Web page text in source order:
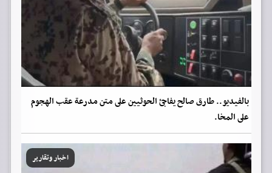
بالفيديو.. طارق صالح يفاجئ الحوثيين على متن مدرعة عقب الهجوم
على المخا.
اخبار وتقارير